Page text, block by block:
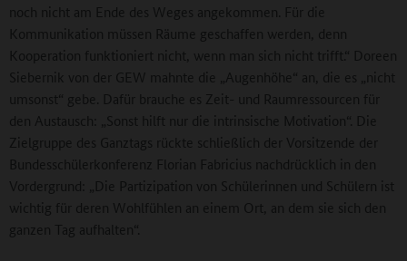
noch nicht am Ende des Weges angekommen. Für die
Kommunikation müssen Räume geschaffen werden, denn
Kooperation funktioniert nicht, wenn man sich nicht trifft.“ Doreen
Siebernik von der GEW mahnte die „Augenhöhe“ an, die es „nicht
umsonst“ gebe. Dafür brauche es Zeit- und Raumressourcen für
den Austausch: „Sonst hilft nur die intrinsische Motivation“. Die
Zielgruppe des Ganztags rückte schließlich der Vorsitzende der
Bundesschülerkonferenz Florian Fabricius nachdrücklich in den
Vordergrund: „Die Partizipation von Schülerinnen und Schülern ist
wichtig für deren Wohlfühlen an einem Ort, an dem sie sich den
ganzen Tag aufhalten“.